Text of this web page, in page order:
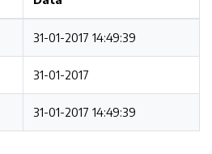
31-01-2017 14:49:39
31-01-2017
31-01-2017 14:49:39